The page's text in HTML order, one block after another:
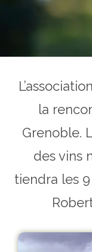
la
Grenoble.
des vins
tiendra les 9